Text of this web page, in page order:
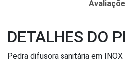
DETALHES DO
Pedra difusora sanitária em